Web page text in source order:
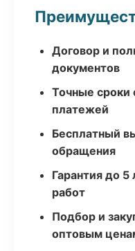
Договор и
документов
Точные сроки
платежей
Бесплатный
обращения
Гарантия до
работ
Подбор и
оптовым